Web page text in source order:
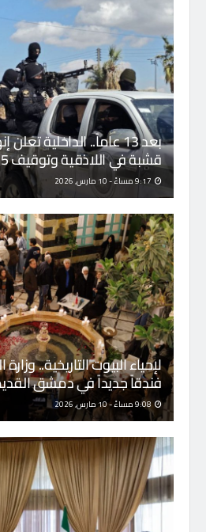
بعد 13 عاماً.. الداخلية
قشبة في اللاذقية وتوقيف 15 متهماً
9:17 مساءً - 10 مارس, 2026
لإحياء البيوت التاريخية..
فندقاً جديداً في دمشق
9:08 مساءً - 10 مارس, 2026